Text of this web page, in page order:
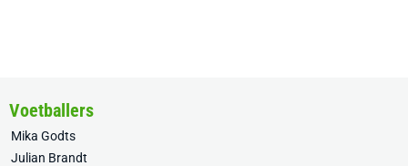
Voetballers
Mika Godts
Julian Brandt